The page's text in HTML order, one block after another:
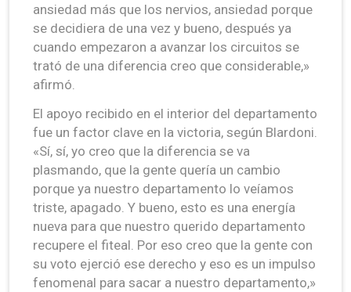
ansiedad más que los nervios, ansiedad porque
se decidiera de una vez y bueno, después ya
cuando empezaron a avanzar los circuitos se
trató de una diferencia creo que considerable,»
afirmó.
El apoyo recibido en el interior del departamento
fue un factor clave en la victoria, según Blardoni.
«Sí, sí, yo creo que la diferencia se va
plasmando, que la gente quería un cambio
porque ya nuestro departamento lo veíamos
triste, apagado. Y bueno, esto es una energía
nueva para que nuestro querido departamento
recupere el fiteal. Por eso creo que la gente con
su voto ejerció ese derecho y eso es un impulso
fenomenal para sacar a nuestro departamento,»